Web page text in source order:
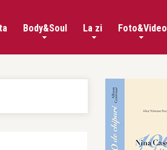
Body&Soul La zi Foto&Video